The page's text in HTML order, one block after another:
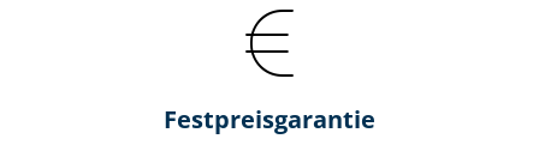
Fest­preis­ga­ran­tie